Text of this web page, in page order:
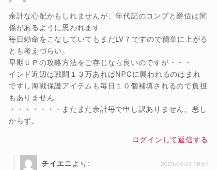
余計な心配かもしれませんが、年代記のコンプと爵位は関
係があるように思われます
毎日勅命をこなしていてもまだLV７ですので簡単に上がる
とも考えづらい。
早期ＵＰの攻略方法をご存じなら良いのですが・・・
インド近辺は戦闘１３万あればNPCに襲われるのはまれ
ですし海戦保護アイテムも毎日１０個補填されるので負担
もありません
・・・・・・・またまた余計毎で申し訳ありません。悪し
からず。
ログインして返信する
チイエニより: 2023-04-22 19:57